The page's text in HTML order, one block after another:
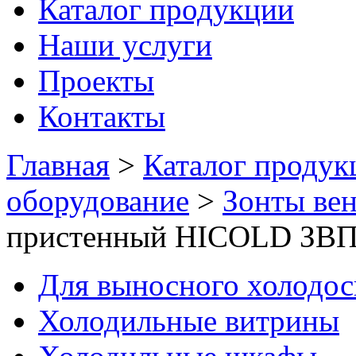
Каталог продукции
Наши услуги
Проекты
Контакты
Главная > Каталог
оборудование > Зонты
пристенный HICOLD
Для выносного
Холодильные витрины